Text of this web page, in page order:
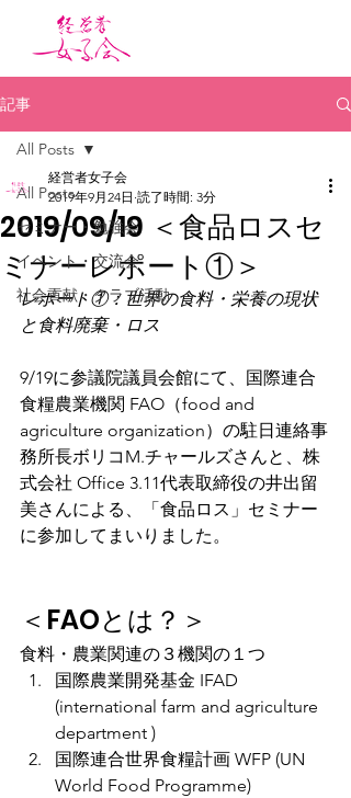
記事
All Posts
セミナー・勉強会
イベント・交流会
社会貢献・クラブ活動
All Posts
2019/09/19 ＜食品ロスセ
ミナーレポート①＞
経営者女子会
2019年9月24日 読了時間: 3分
レポート①：世界の食料・栄養の現状
と食料廃棄・ロス
9/19に参議院議員会館にて、国際連合
食糧農業機関 FAO（food and
agriculture organization）の駐日連絡事
務所長ボリコM.チャールズさんと、株
式会社 Office 3.11代表取締役の井出留
美さんによる、「食品ロス」セミナー
に参加してまいりました。
＜FAOとは？＞
食料・農業関連の３機関の１つ
国際農業開発基金 IFAD
(international farm and agriculture
department )
国際連合世界食糧計画 WFP (UN
World Food Programme)